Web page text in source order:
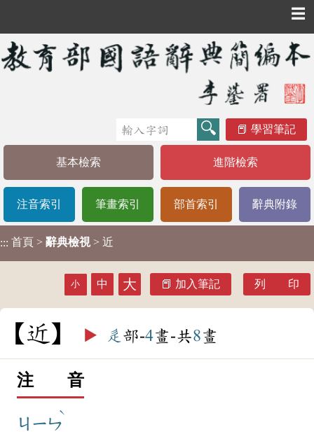
☰
學習筆記
基本檢索 進階檢索
注音索引 筆畫索引 部首索引 辭典附錄
::: 首頁 > 辭典檢視 > 近
小 中 大 加入筆記 列 印
近 ▶️ 辵 部-4畫-共8畫
注 音
ㄐㄧㄣ
ˋ